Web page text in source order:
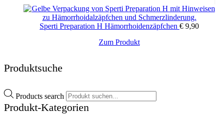
Sperti Preparation H Hämorrhoidenzäpfchen € 9,90
Zum Produkt
Produktsuche
Products search
Produkt-Kategorien